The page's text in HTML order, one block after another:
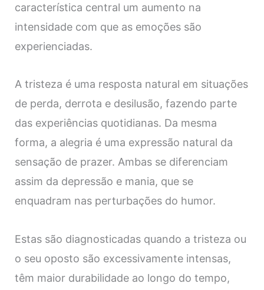
característica central um aumento na
intensidade com que as emoções são
experienciadas.
A tristeza é uma resposta natural em situações
de perda, derrota e desilusão, fazendo parte
das experiências quotidianas. Da mesma
forma, a alegria é uma expressão natural da
sensação de prazer. Ambas se diferenciam
assim da depressão e mania, que se
enquadram nas perturbações do humor.
Estas são diagnosticadas quando a tristeza ou
o seu oposto são excessivamente intensas,
têm maior durabilidade ao longo do tempo,